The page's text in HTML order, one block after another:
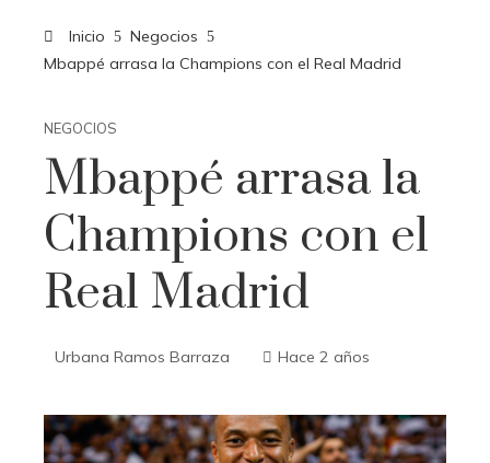
Inicio
Negocios
Mbappé arrasa la Champions con el Real Madrid
NEGOCIOS
Mbappé arrasa la
Champions con el
Real Madrid
Urbana Ramos Barraza Hace 2 años